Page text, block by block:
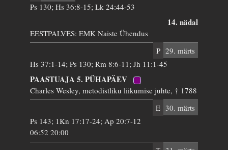
Ps 130; Hs 36:8-15; Lk 24:44-53
14. nädal
EESTPALVES: EMK Naiste Ühendus
P 29. märts
Hs 37:1-14; Ps 130; Rm 8:6-11; Jh 11:1-45
PAASTUAJA 5. PÜHAPÄEV
Charles Wesley, metodistliku liikumise juhte, † 1788
E 30. märts
Ps 143; 1Kn 17:17-24; Ap 20:7-12
06:52 20:00